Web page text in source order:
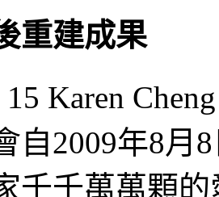
重建成果
Karen Cheng
自2009年8月
千千萬萬顆